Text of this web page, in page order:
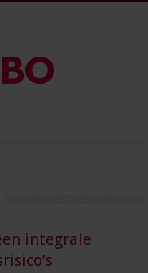
integrale